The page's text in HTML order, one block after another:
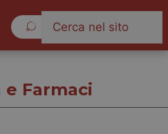
e Farmaci